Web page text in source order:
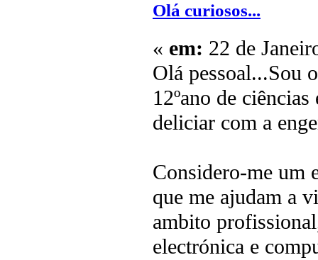
Olá curiosos...
« em: 22 de
Olá pessoal...Sou
12ºano de
deliciar com a
Considero-me um
que me ajudam a
ambito
electrónica e